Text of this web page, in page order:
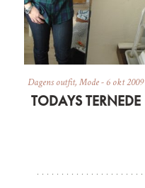
Dagens outfit,Mode- 6 okt 2009
TODAYS TERNEDE